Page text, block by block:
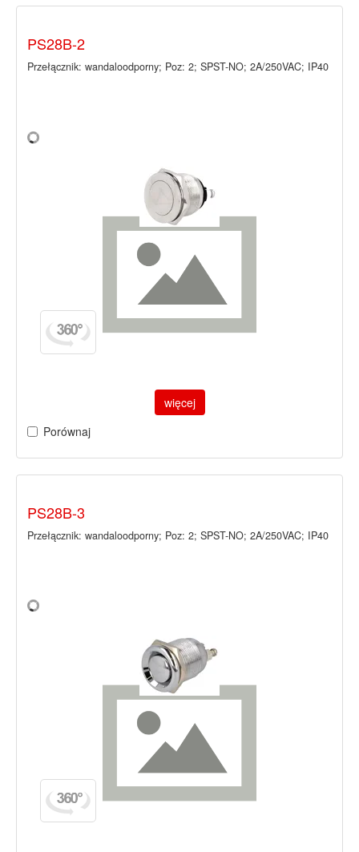
PS28B-2
Przełącznik: wandaloodporny; Poz: 2; SPST-NO; 2A/250VAC; IP40
więcej
Porównaj
PS28B-3
Przełącznik: wandaloodporny; Poz: 2; SPST-NO; 2A/250VAC; IP40